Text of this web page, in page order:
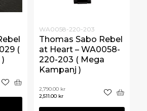
(
WA0058-220-203
Thomas Sabo Rebel
at Heart – WA0058-
220-203 ( Mega
Kampanj )
2,790.00 kr
2,511.00 kr